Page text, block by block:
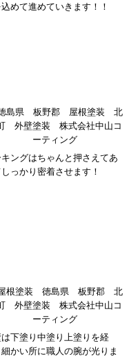
めて進めていきます！！
キングはちゃんと押さえてあ
っかり密着させます！
下塗り中塗り上塗りを経
かい所に職人の腕が光りま